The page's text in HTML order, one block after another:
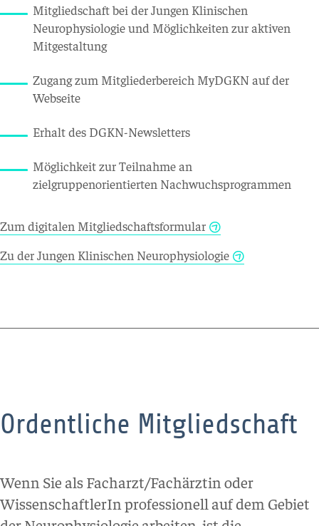
Mitgliedschaft bei der Jungen Klinischen
Neurophysiologie und Möglichkeiten zur aktiven
Mitgestaltung
Zugang zum Mitgliederbereich MyDGKN auf der
Webseite
Erhalt des DGKN-Newsletters
Möglichkeit zur Teilnahme an
zielgruppenorientierten Nachwuchsprogrammen
Zum digitalen Mitgliedschaftsformular
Zu der Jungen Klinischen Neurophysiologie
Ordentliche Mitgliedschaft
Wenn Sie als Facharzt/Fachärztin oder
WissenschaftlerIn professionell auf dem Gebiet